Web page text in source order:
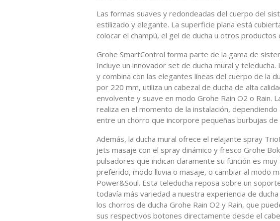
Las formas suaves y redondeadas del cuerpo del
estilizado y elegante. La superficie plana está
colocar el champú, el gel de ducha u otros productos
Grohe SmartControl forma parte de la gama de
Incluye un innovador set de ducha mural y
y combina con las elegantes líneas del cuerpo de la
por 220 mm, utiliza un cabezal de ducha de alta
envolvente y suave en modo Grohe Rain O2 o Rain.
realiza en el momento de la instalación,
entre un chorro que incorpore pequeñas burbujas de
Además, la ducha mural ofrece el relajante spray
jets masaje con el spray dinámico y fresco Grohe
pulsadores que indican claramente su función es
preferido, modo lluvia o masaje, o cambiar al modo
Power&Soul. Esta teleducha reposa sobre un
todavía más variedad a nuestra experiencia de
los chorros de ducha Grohe Rain O2 y Rain, que
sus respectivos botones directamente desde el